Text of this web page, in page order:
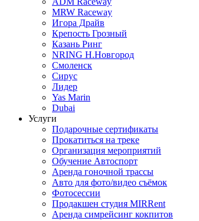
MRW Raceway
Игора Драйв
Крепость Грозный
Казань Ринг
NRING Н.Новгород
Смоленск
Сирус
Лидер
Yas Marin
Dubai
Услуги
Подарочные сертификаты
Прокатиться на треке
Организация мероприятий
Обучение Автоспорт
Аренда гоночной трассы
Авто для фото/видео съёмок
Фотосессии
Продакшен студия MIRRent
Аренда симрейсинг кокпитов